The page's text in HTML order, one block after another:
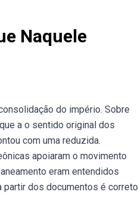
Naquele
do império. Sobre
a o sentido original dos
com uma reduzida.
apoiaram o movimento
eram entendidos
partir dos documentos é correto